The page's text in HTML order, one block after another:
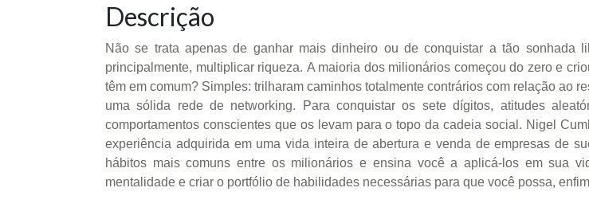
Descrição
Não se trata apenas de ganhar mais dinheiro ou de conquistar a tão sonhada
principalmente, multiplicar riqueza. A maioria dos milionários começou do zero e
têm em comum? Simples: trilharam caminhos totalmente contrários com relação ao
uma sólida rede de networking. Para conquistar os sete dígitos, atitudes
comportamentos conscientes que os levam para o topo da cadeia social. Nigel
experiência adquirida em uma vida inteira de abertura e venda de empresas de
hábitos mais comuns entre os milionários e ensina você a aplicá-los em sua
mentalidade e criar o portfólio de habilidades necessárias para que você possa,